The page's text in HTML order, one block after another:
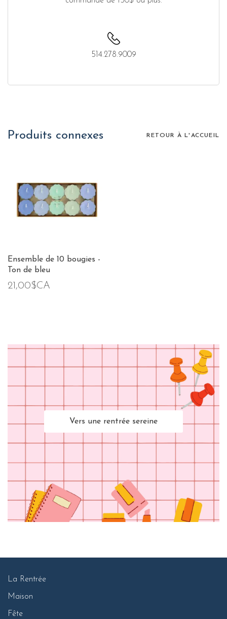
514.278.9009
Produits connexes RETOUR À L'ACCUEIL
Ensemble de 10 bougies -
Ton de bleu
21,00$CA
Vers une rentrée sereine
La Rentrée
Maison
Fête